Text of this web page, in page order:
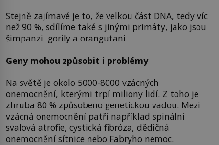
Stejně zajímavé je to, že velkou část DNA, tedy víc
než 90 %, sdílíme také s jinými primáty, jako jsou
šimpanzi, gorily a orangutani.
Geny mohou způsobit i problémy
Na světě je okolo 5000-8000 vzácných
onemocnění, kterými trpí miliony lidí. Z toho je
zhruba 80 % způsobeno genetickou vadou. Mezi
vzácná onemocnění patří například spinální
svalová atrofie, cystická fibróza, dědičná
onemocnění sítnice nebo Fabryho nemoc.